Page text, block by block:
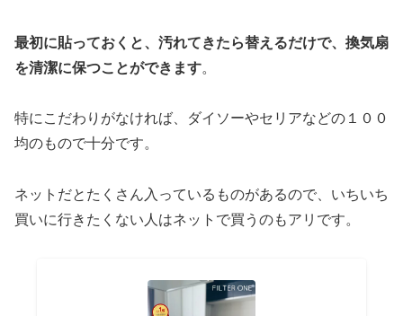
最初に貼っておくと、汚れてきたら替えるだけで、換気扇
を清潔に保つことができます。
特にこだわりがなければ、ダイソーやセリアなどの１００
均のもので十分です。
ネットだとたくさん入っているものがあるので、いちいち
買いに行きたくない人はネットで買うのもアリです。